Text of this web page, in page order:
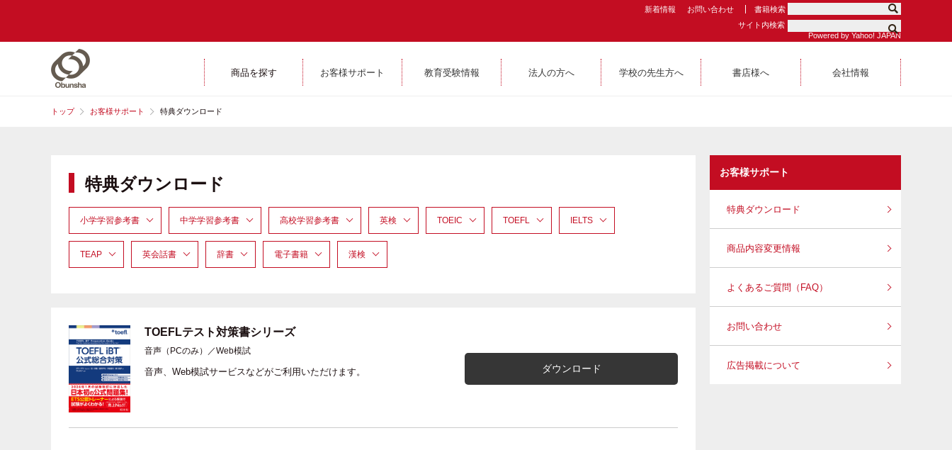
新着情報 お問い合わせ
書籍検索
サイト内検索
Powered by Yahoo! JAPAN
商品を探す お客様サポート 教育受験情報 法人の方へ 学校の先生方へ 書店様へ 会社情報
トップ お客様サポート 特典ダウンロード
特典ダウンロード
小学学習参考書 中学学習参考書 高校学習参考書 英検 TOEIC TOEFL IELTS
TEAP 英会話書 辞書 電子書籍 漢検
TOEFLテスト対策書シリーズ
音声（PCのみ）／Web模試
音声、Web模試サービスなどがご利用いただけます。 ダウンロード
お客様サポート
特典ダウンロード
商品内容変更情報
よくあるご質問（FAQ）
お問い合わせ
広告掲載について